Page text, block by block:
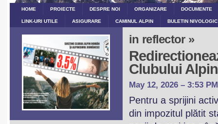
HOME PROIECTE DESPRE NOI ORGANIZARE DOCUMENTE
LINK-URI UTILE ASIGURARE CAMINUL ALPIN BULETIN
in reflector »
Clubului
May 12, 2026 – 3:53 PM
Pentru a sprijini
din impozitul plătit